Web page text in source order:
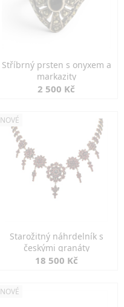
Stříbrný prsten s onyxem a
markazity
2 500 Kč
NOVÉ
Starožitný náhrdelník s
českými granáty
18 500 Kč
NOVÉ